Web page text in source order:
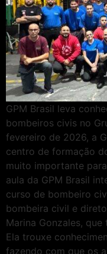
GPM Brasil leva
bombeiros civis no
fevereiro de 2026, a
centro de formação
muito importante
aula da GPM Brasil
curso de bombeiro
bombeira civil e
Marina Gonzales,
Ela trouxe
fazendo com que os